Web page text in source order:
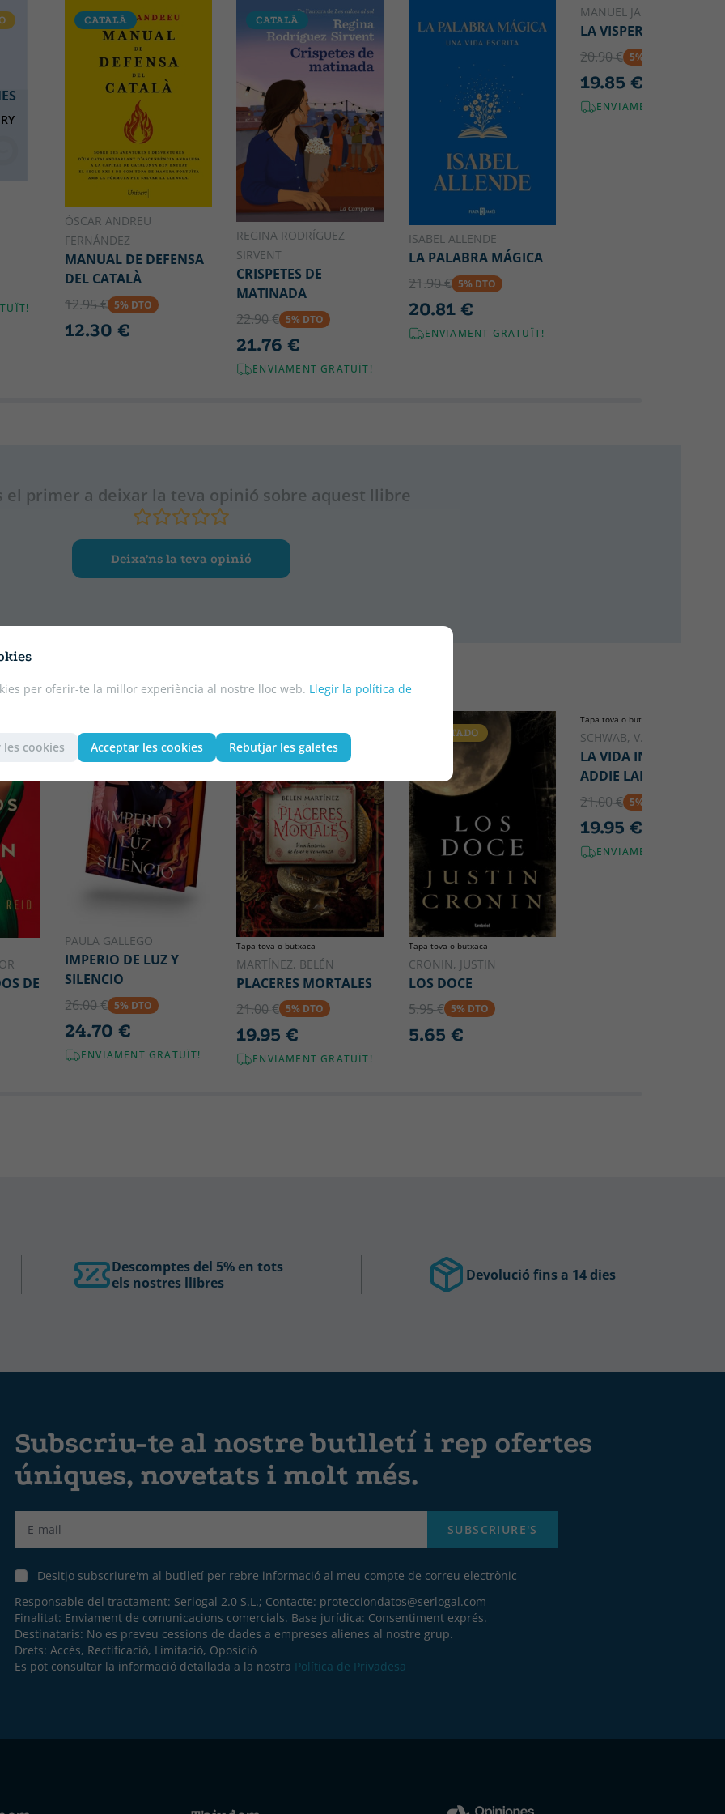
per oferir-te la millor experiència al nostre lloc web. Llegir la política de
cookies Acceptar les cookies Rebutjar les galetes
CATALÀ
ÒSCAR ANDREU
FERNÁNDEZ
MANUAL DE DEFENSA
DEL CATALÀ
12.95 € 5% DTO
12.30 €
CATALÀ
REGINA RODRÍGUEZ
SIRVENT
CRISPETES DE
MATINADA
22.90 € 5% DTO
21.76 €
ENVIAMENT GRATUÏT!
ISABEL ALLENDE
LA PALABRA MÁGICA
21.90 € 5% DTO
20.81 €
ENVIAMENT GRATUÏT!
MANUEL JABOIS
LA VISPERA
20.90 € 5% DTO
19.85 €
ENVIAMENT GRATUÏT!
el primer a deixar la teva opinió sobre aquest llibre
Deixa’ns la teva opinió
DE
PAULA GALLEGO
IMPERIO DE LUZ Y
SILENCIO
26.00 € 5% DTO
24.70 €
ENVIAMENT GRATUÏT!
Tapa tova o butxaca
MARTÍNEZ, BELÉN
PLACERES MORTALES
21.00 € 5% DTO
19.95 €
ENVIAMENT GRATUÏT!
AGOTADO
Tapa tova o butxaca
CRONIN, JUSTIN
LOS DOCE
5.95 € 5% DTO
5.65 €
Tapa tova o butxaca
SCHWAB, V.E.
LA VIDA INVISIBLE DE
ADDIE LARUE
21.00 € 5% DTO
19.95 €
ENVIAMENT GRATUÏT!
Descomptes del 5% en tots
els nostres llibres
Devolució fins a 14 dies
Subscriu-te al nostre butlletí i rep ofertes
úniques, novetats i molt més.
SUBSCRIURE'S
Desitjo subscriure'm al butlletí per rebre informació al meu compte de correu electrònic
Responsable del tractament: Serlogal 2.0 S.L.; Contacte: protecciondatos@serlogal.com
Finalitat: Enviament de comunicacions comercials. Base jurídica: Consentiment exprés.
Destinataris: No es preveu cessions de dades a empreses alienes al nostre grup.
Drets: Accés, Rectificació, Limitació, Oposició
Es pot consultar la informació detallada a la nostra Política de Privadesa